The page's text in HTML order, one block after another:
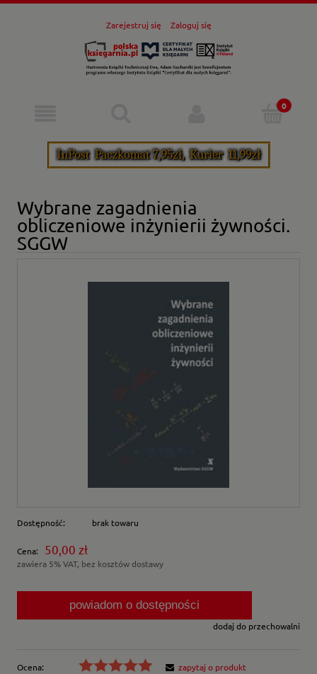
Zarejestruj się Zaloguj się
Wybrane zagadnienia
obliczeniowe inżynierii żywności.
SGGW
Dostępność: brak towaru
Cena: 50,00 zł
zawiera 5% VAT, bez kosztów dostawy
powiadom o dostępności
dodaj do przechowalni
Ocena:
zapytaj o produkt